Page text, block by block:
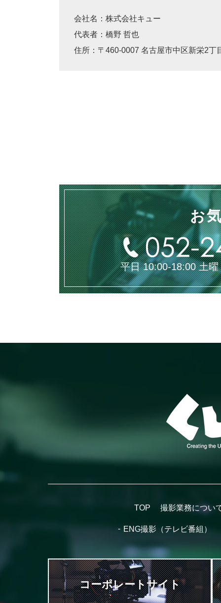
会社名：株式会社キュー
代表者：橋野 哲也
住所：〒460-0007 名古屋市中区新栄2丁
お
平日 10:00-18:00 土
TOP 撮影業務につい
ENG撮影（テレビ番組）
コーポレートサイト